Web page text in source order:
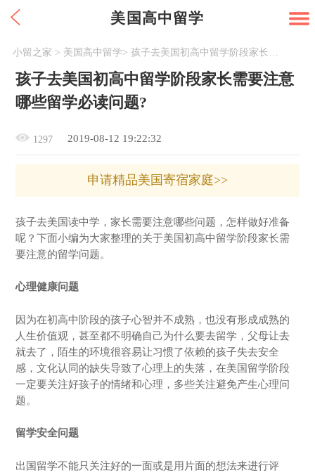
美国高中留学
小留之家 > 美国高中留学>
孩子去美国初高中留学阶段家长需要注意
哪些留学必读问题?
1297 2019-08-12 19:22:32
申请精品美国寄宿家庭>>
孩子去美国读中学，家长需要注意哪些问题，怎样做好准备
呢？下面小编为大家整理的关于美国初高中留学阶段家长需
要注意的留学问题。
心理健康问题
因为在初高中阶段的孩子心智并不成熟，也没有形成成熟的
人生价值观，甚至都不明确自己为什么要去留学，父母让去
就去了，陌生的环境很容易让习惯了依赖的孩子失去安全
感，文化认同的缺失导致了心理上的失落，在美国留学阶段
一定要关注好孩子的情绪和心理，多些关注避免产生心理问
题。
留学安全问题
出国留学不能只关注好的一面或是用片面的想法来进行评